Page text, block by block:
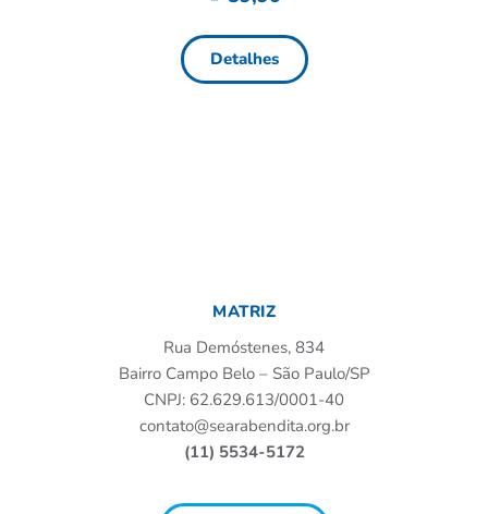
Detalhes
MATRIZ
Rua Demóstenes, 834
Bairro Campo Belo – São Paulo/SP
CNPJ: 62.629.613/0001-40
contato@searabendita.org.br
(11) 5534-5172